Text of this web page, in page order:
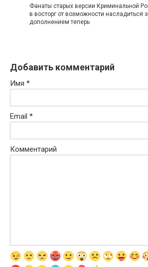
Фанаты старых версии Криминальной
в восторг от возможности насладиться
дополнением теперь
Добавить комментарий
Имя *
Email *
Комментарий